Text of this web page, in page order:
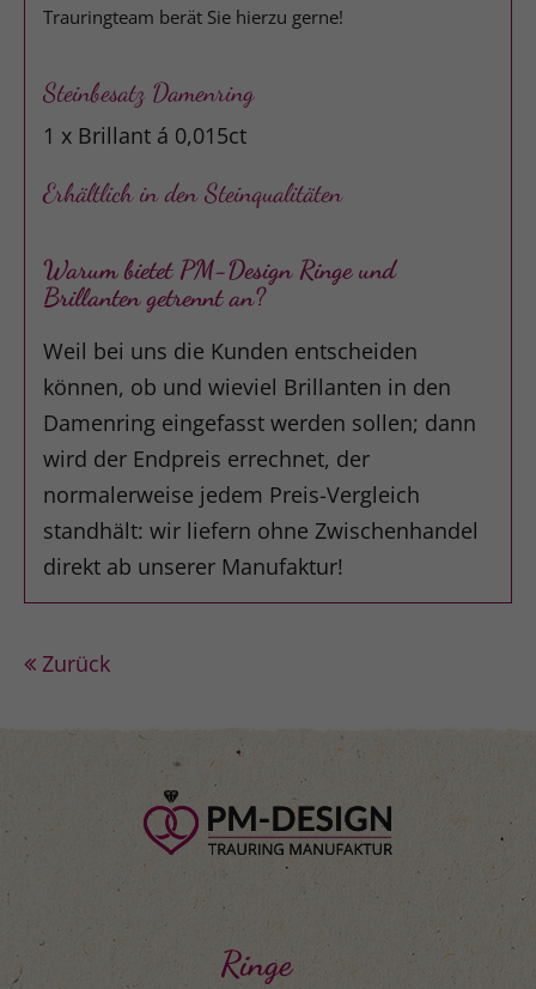
Trauringteam berät Sie hierzu gerne!
Steinbesatz Damenring
1 x Brillant á 0,015ct
Erhältlich in den Steinqualitäten
Warum bietet PM-Design Ringe und
Brillanten getrennt an?
Weil bei uns die Kunden entscheiden
können, ob und wieviel Brillanten in den
Damenring eingefasst werden sollen; dann
wird der Endpreis errechnet, der
normalerweise jedem Preis-Vergleich
standhält: wir liefern ohne Zwischenhandel
direkt ab unserer Manufaktur!
Zurück
Ringe